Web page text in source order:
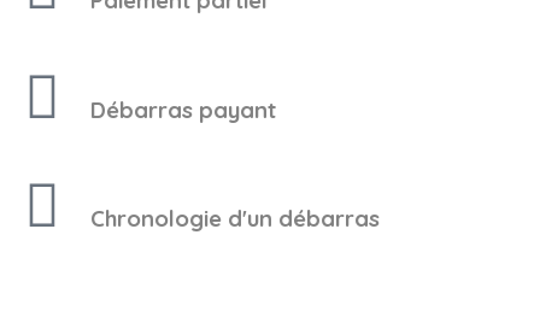
Débarras payant
Chronologie d'un débarras